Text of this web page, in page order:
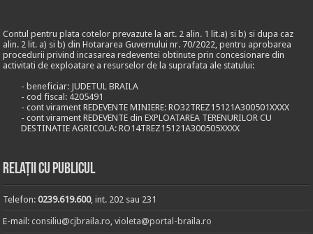
Contul pentru plata cotelor prevazute la art. 2 alin. 1 lit.a) si b) si dupa caz
alin. 2 lit. a) si b) din Hotararea Guvernului nr. 70/2022, pentru aprobarea
procedurii privind incasarea redeventei obtinute prin concesionare din
activitati de exploatare a resurselor de la suprafata ale statului:
- beneficiar: JUDETUL BRAILA
- cod fiscal: 4205491
- cont virament REDEVENTE MINIERE: RO32TREZ15121A300501XXXX
- cont virament REDEVENTE din EXPLOATAREA TERENURILOR CU
DESTINATIE AGRICOLA: RO14TREZ15121A300505XXXX
Relații cu publicul
Telefon:0239.619.600, int. 202 sau 231
E-mail:consiliu@cjbraila.ro,violeta@portal-braila.ro